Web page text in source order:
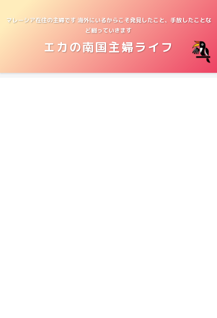
マレーシア在住の主婦です 海外にいるからこそ発見したこと、手放したことな
ど綴っていきます
エカの南国主婦ライフ